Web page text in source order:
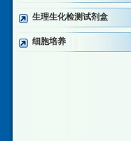
生理生化检测试剂盒
细胞培养